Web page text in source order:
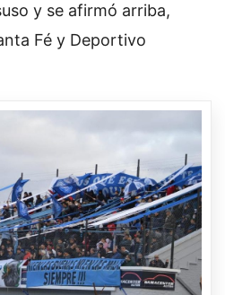
y se afirmó arriba,
Fé y Deportivo